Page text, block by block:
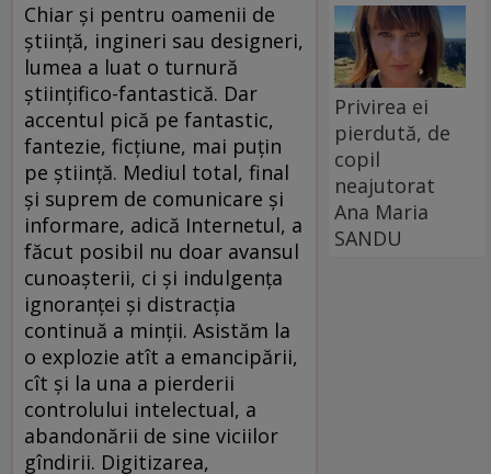
Chiar și pentru oamenii de
știință, ingineri sau designeri,
lumea a luat o turnură
științifico-fantastică. Dar
accentul pică pe fantastic,
fantezie, ficțiune, mai puțin
pe știință. Mediul total, final
și suprem de comunicare și
informare, adică Internetul, a
făcut posibil nu doar avansul
cunoașterii, ci și indulgența
ignoranței și distracția
continuă a minții. Asistăm la
o explozie atît a emancipării,
cît și la una a pierderii
controlului intelectual, a
abandonării de sine viciilor
gîndirii. Digitizarea,
Privirea ei
pierdută, de
copil
neajutorat
Ana Maria
SANDU